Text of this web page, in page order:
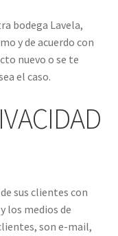
bodega Lavela,
y de acuerdo con
nuevo o se te
el caso.
sus clientes con
los medios de
son e-mail,